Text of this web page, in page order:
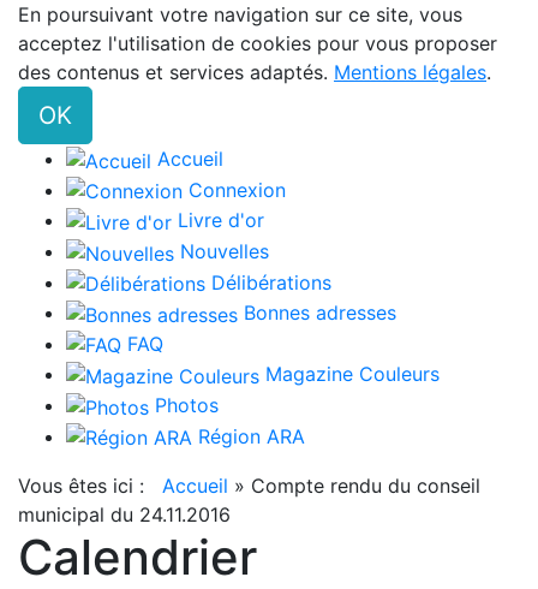
En poursuivant votre navigation sur ce site, vous
acceptez l'utilisation de cookies pour vous proposer
des contenus et services adaptés. Mentions légales.
OK
Accueil
Connexion
Livre d'or
Nouvelles
Délibérations
Bonnes adresses
FAQ
Magazine Couleurs
Photos
Région ARA
Vous êtes ici : Accueil » Compte rendu du conseil
municipal du 24.11.2016
Calendrier